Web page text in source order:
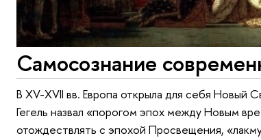
Самосознание
В XV-XVII вв. Европа открыла для себя
Гегель назвал «порогом эпох между Новым
отождествлять с эпохой Просвещения,